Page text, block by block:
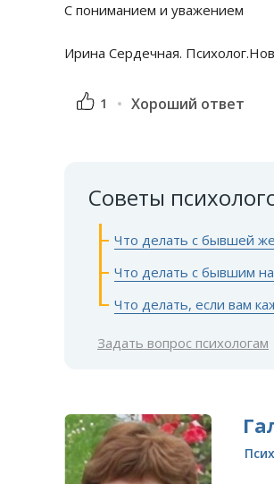
С пониманием и уважением
Ирина Сердечная.
1 Хороший ответ
Советы
Что делать с бывшей
Что делать с бывшим
Что делать, если вам
Задать вопрос психологам